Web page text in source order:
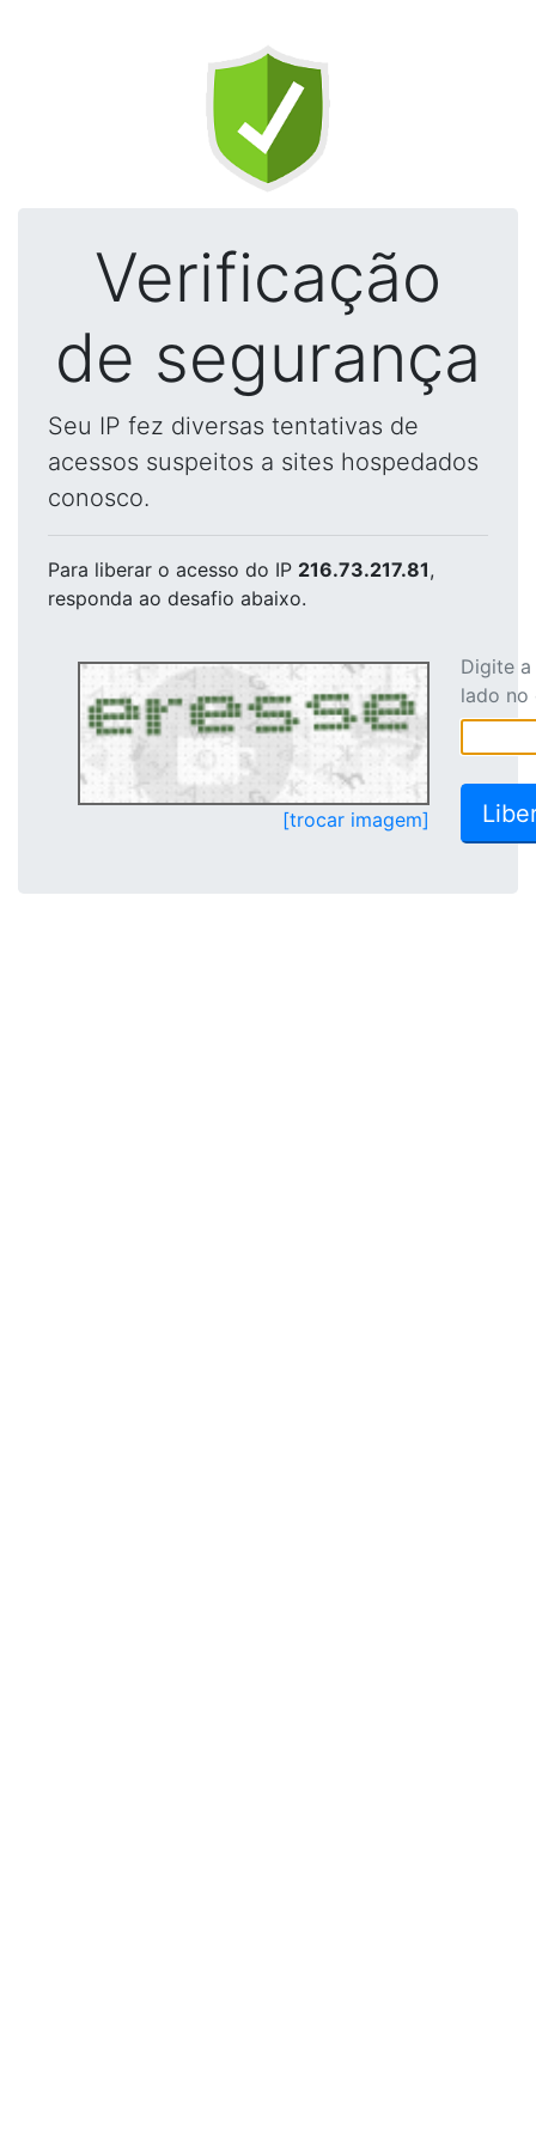
Verificação
de segurança
Seu IP fez diversas tentativas de
acessos suspeitos a sites hospedados
conosco.
Para liberar o acesso do IP 216.73.217.81,
responda ao desafio abaixo.
[trocar imagem]
Digite
lado no